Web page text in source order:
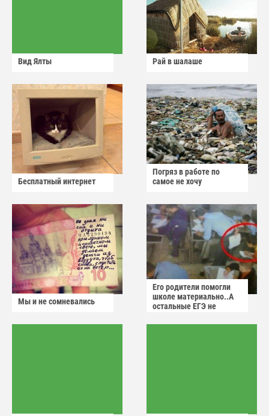
Вид Ялты Рай в шалаше
Бесплатный интернет
Погряз в работе по
самое не хочу
Мы и не сомневались
Его родители помогли
школе материально..А
остальные ЕГЭ не